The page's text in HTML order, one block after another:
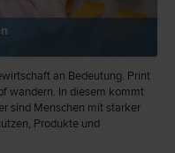
an Bedeutung. Print
wandern. In diesem kommt
sind Menschen mit starker
Produkte und
viele Rechtsfragen, wie